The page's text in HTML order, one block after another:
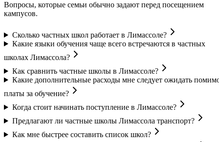
Вопросы, которые семьи обычно задают перед посещением
кампусов.
Сколько частных школ работает в Лимассоле?
Какие языки обучения чаще всего встречаются в частных
школах Лимассола?
Как сравнить частные школы в Лимассоле?
Какие дополнительные расходы мне следует ожидать
платы за обучение?
Когда стоит начинать поступление в Лимассоле?
Предлагают ли частные школы Лимассола транспорт?
Как мне быстрее составить список школ?